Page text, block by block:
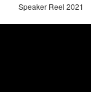
Speaker Reel 2021